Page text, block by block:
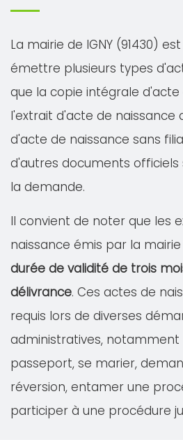
La mairie de IGNY (91430)
émettre plusieurs types
que la copie intégrale d'acte
l'extrait d'acte de naissance
d'acte de naissance sans
d'autres documents
la demande.
Il convient de noter que les
naissance émis par la mairie
durée de validité de trois
délivrance. Ces actes de
requis lors de diverses
administratives,
passeport, se marier,
réversion, entamer une
participer à une procédure